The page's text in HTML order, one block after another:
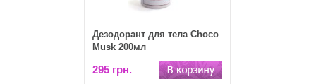
Дезодорант для тела Choco
Musk 200мл
295 грн.